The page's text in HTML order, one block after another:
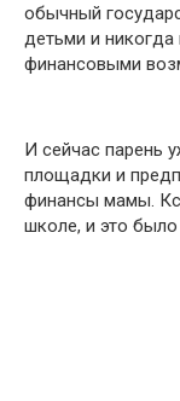
обычный
детьми и никогда
финансовыми
И сейчас парень
площадки и
финансы мамы.
школе, и это